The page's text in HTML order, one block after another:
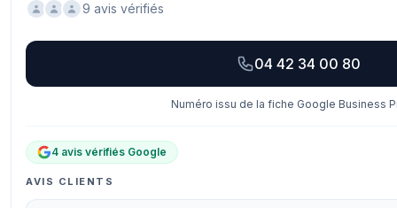
9 avis vérifiés
04 42 34 00 80
Numéro issu de la fiche Google Business
4 avis vérifiés Google
AVIS CLIENTS